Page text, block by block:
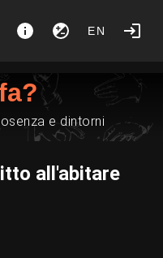
EN
e dintorni
all'abitare